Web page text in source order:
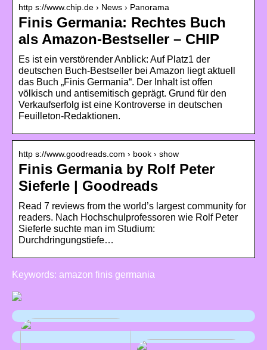
http s://www.chip.de › News › Panorama
Finis Germania: Rechtes Buch
als Amazon-Bestseller – CHIP
Es ist ein verstörender Anblick: Auf Platz1 der
deutschen Buch-Bestseller bei Amazon liegt aktuell
das Buch „Finis Germania“. Der Inhalt ist offen
völkisch und antisemitisch geprägt. Grund für den
Verkaufserfolg ist eine Kontroverse in deutschen
Feuilleton-Redaktionen.
http s://www.goodreads.com › book › show
Finis Germania by Rolf Peter
Sieferle | Goodreads
Read 7 reviews from the world’s largest community for
readers. Nach Hochschulprofessoren wie Rolf Peter
Sieferle suchte man im Studium:
Durchdringungstiefe…
Keywords: amazon finis germania